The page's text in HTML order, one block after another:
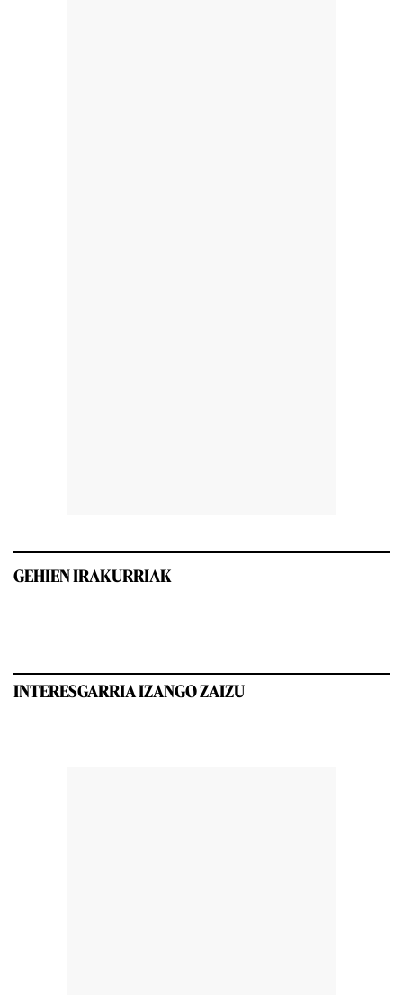
GEHIEN IRAKURRIAK
INTERESGARRIA IZANGO ZAIZU